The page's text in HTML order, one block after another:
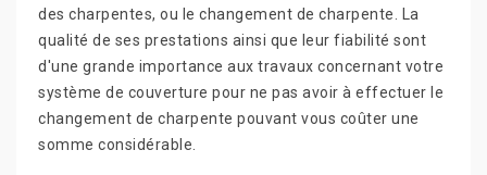
des charpentes, ou le changement de charpente. La
qualité de ses prestations ainsi que leur fiabilité sont
d'une grande importance aux travaux concernant votre
système de couverture pour ne pas avoir à effectuer le
changement de charpente pouvant vous coûter une
somme considérable.